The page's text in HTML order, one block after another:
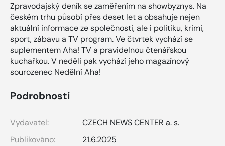
Zpravodajský deník se zaměřením na showbyznys. Na
českém trhu působí přes deset let a obsahuje nejen
aktuální informace ze společnosti, ale i politiku, krimi,
sport, zábavu a TV program. Ve čtvrtek vychází se
suplementem Aha! TV a pravidelnou čtenářskou
kuchařkou. V neděli pak vychází jeho magazínový
sourozenec Nedělní Aha!
Podrobnosti
Vydavatel:
CZECH NEWS CENTER a. s.
Publikováno:
21.6.2025